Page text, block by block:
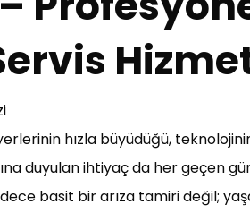
hızla büyüdüğü,
duyulan ihtiyaç da her geçen
basit bir arıza tamiri değil;